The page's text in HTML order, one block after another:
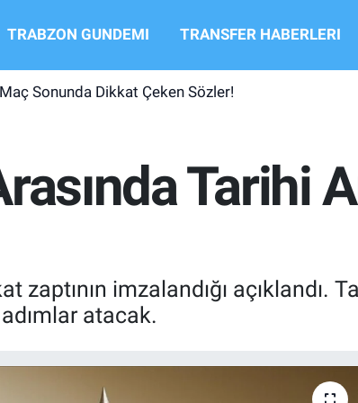
TRABZON GUNDEMI TRANSFER HABERLERI
Sonunda Dikkat Çeken Sözler!
Tarihi
zaptının imzalandığı açıklandı.
atacak.